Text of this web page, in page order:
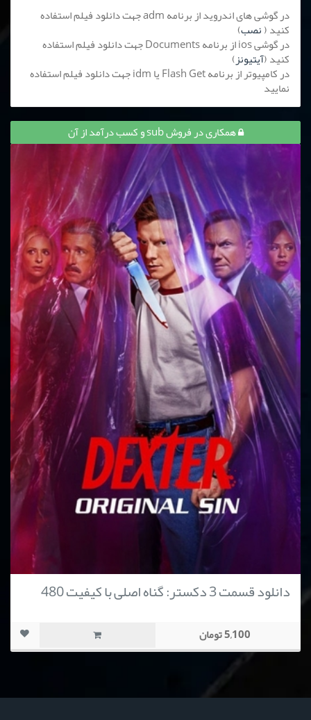
در گوشی های اندروید از برنامه adm جهت دانلود فیلم استفاده
کنید (نصب)
در گوشی ios از برنامه Documents جهت دانلود فیلم استفاده
کنید (آیتیونز)
در کامپیوتر از برنامه Flash Get یا idm جهت دانلود فیلم استفاده
نمایید
همکاری در فروش sub و کسب درآمد از آن
دانلود قسمت 3 دکستر: گناه اصلی با کیفیت 480
5,100 تومان